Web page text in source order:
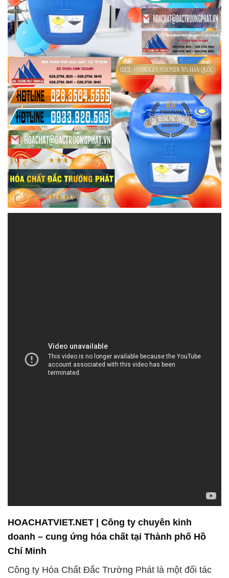
HOACHATVIET.NET | Công ty chuyên kinh
doanh – cung ứng hóa chất tại Thành phố Hồ
Chí Minh
Công ty Hóa Chất Đắc Trường Phát là một đối tác